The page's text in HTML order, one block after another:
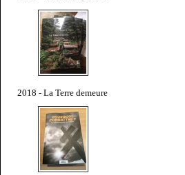
2018 - La Terre demeure